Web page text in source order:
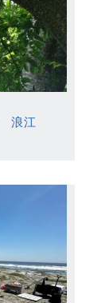
浪江